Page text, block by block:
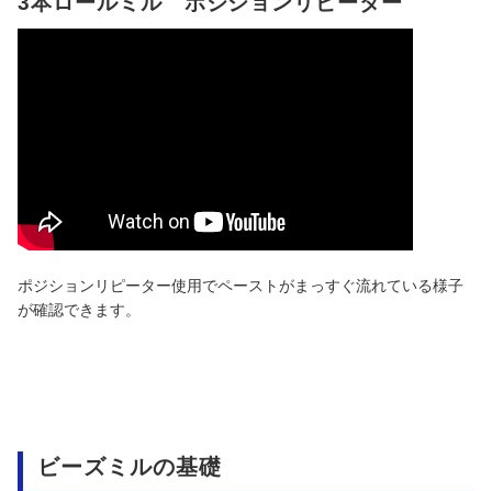
ポジションリピーター使用でペーストがまっすぐ流れている様子
が確認できます。
ビーズミルの基礎